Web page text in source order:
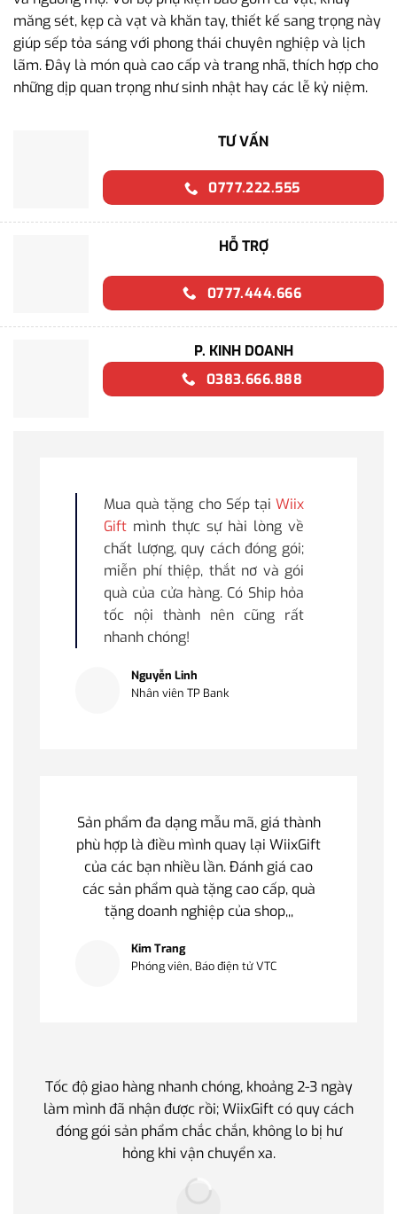
măng sét, kẹp cà vạt và khăn tay, thiết kế sang trọng này
giúp sếp tỏa sáng với phong thái chuyên nghiệp và lịch
lãm. Đây là món quà cao cấp và trang nhã, thích hợp cho
những dịp quan trọng như sinh nhật hay các lễ kỷ niệm.
TƯ VẤN
0777.222.555
HỖ TRỢ
0777.444.666
P. KINH DOANH
0383.666.888
Mua quà tặng cho Sếp tại Wiix
Gift mình thực sự hài lòng về
chất lượng, quy cách đóng gói;
miễn phí thiệp, thắt nơ và gói
quà của cửa hàng. Có Ship hỏa
tốc nội thành nên cũng rất
nhanh chóng!
Nguyễn Linh
Nhân viên TP Bank
Sản phẩm đa dạng mẫu mã, giá thành
phù hợp là điều mình quay lại WiixGift
của các bạn nhiều lần. Đánh giá cao
các sản phẩm quà tặng cao cấp, quà
tặng doanh nghiệp của shop,,,
Kim Trang
Phóng viên, Báo điện tử VTC
Tốc độ giao hàng nhanh chóng, khoảng 2-3 ngày
làm mình đã nhận được rồi; WiixGift có quy cách
đóng gói sản phẩm chắc chắn, không lo bị hư
hỏng khi vận chuyển xa.